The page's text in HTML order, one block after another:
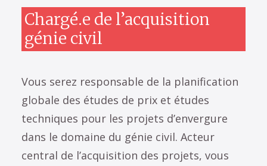
Chargé.e de l’acquisition
génie civil
Vous serez responsable de la planification
globale des études de prix et études
techniques pour les projets d’envergure
dans le domaine du génie civil. Acteur
central de l’acquisition des projets, vous